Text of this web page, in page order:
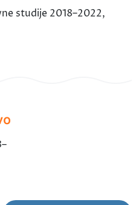
studije 2018–2022,